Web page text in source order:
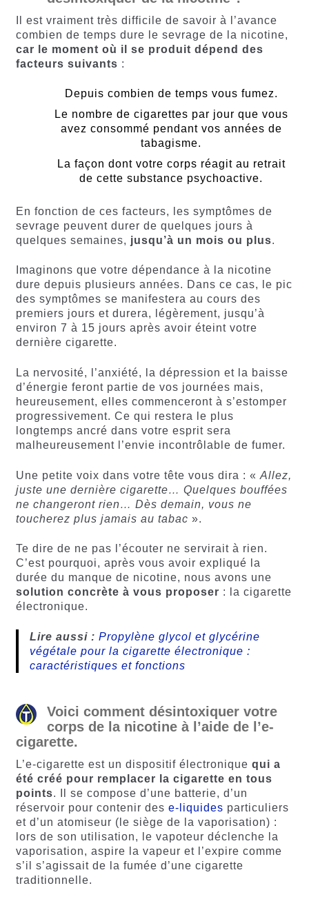
Il est vraiment très difficile de savoir à l’avance
combien de temps dure le sevrage de la nicotine,
car le moment où il se produit dépend des
facteurs suivants :
Depuis combien de temps vous fumez.
Le nombre de cigarettes par jour que vous
avez consommé pendant vos années de
tabagisme.
La façon dont votre corps réagit au retrait
de cette substance psychoactive.
En fonction de ces facteurs, les symptômes de
sevrage peuvent durer de quelques jours à
quelques semaines, jusqu’à un mois ou plus.
Imaginons que votre dépendance à la nicotine
dure depuis plusieurs années. Dans ce cas, le pic
des symptômes se manifestera au cours des
premiers jours et durera, légèrement, jusqu’à
environ 7 à 15 jours après avoir éteint votre
dernière cigarette.
La nervosité, l’anxiété, la dépression et la baisse
d’énergie feront partie de vos journées mais,
heureusement, elles commenceront à s’estomper
progressivement. Ce qui restera le plus
longtemps ancré dans votre esprit sera
malheureusement l’envie incontrôlable de fumer.
Une petite voix dans votre tête vous dira : « Allez,
juste une dernière cigarette… Quelques bouffées
ne changeront rien… Dès demain, vous ne
toucherez plus jamais au tabac ».
Te dire de ne pas l’écouter ne servirait à rien.
C’est pourquoi, après vous avoir expliqué la
durée du manque de nicotine, nous avons une
solution concrète à vous proposer : la cigarette
électronique.
Lire aussi : Propylène glycol et glycérine
végétale pour la cigarette électronique :
caractéristiques et fonctions
Voici comment désintoxiquer votre
corps de la nicotine à l’aide de l’e-
cigarette.
L’e-cigarette est un dispositif électronique qui a
été créé pour remplacer la cigarette en tous
points. Il se compose d’une batterie, d’un
réservoir pour contenir des e-liquides particuliers
et d’un atomiseur (le siège de la vaporisation) :
lors de son utilisation, le vapoteur déclenche la
vaporisation, aspire la vapeur et l’expire comme
s’il s’agissait de la fumée d’une cigarette
traditionnelle.